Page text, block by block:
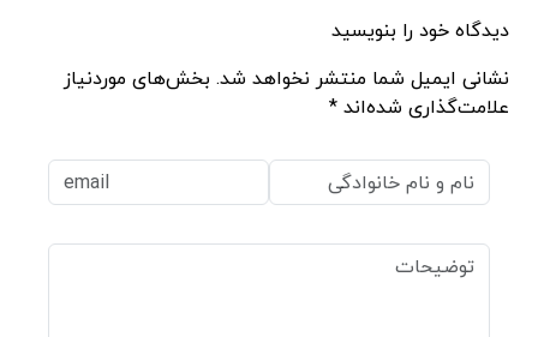
دیدگاه خود را بنویسید
نشانی ایمیل شما منتشر نخواهد شد. بخش‌های موردنیاز
علامت‌گذاری شده‌اند *